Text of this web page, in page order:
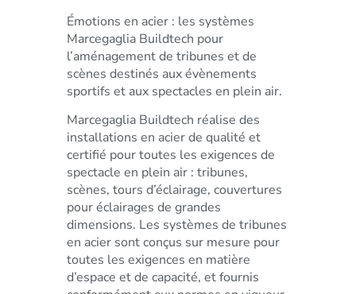
Émotions en acier : les systèmes
Marcegaglia Buildtech pour
l’aménagement de tribunes et de
scènes destinés aux évènements
sportifs et aux spectacles en plein air.
Marcegaglia Buildtech réalise des
installations en acier de qualité et
certifié pour toutes les exigences de
spectacle en plein air : tribunes,
scènes, tours d’éclairage, couvertures
pour éclairages de grandes
dimensions. Les systèmes de tribunes
en acier sont conçus sur mesure pour
toutes les exigences en matière
d’espace et de capacité, et fournis